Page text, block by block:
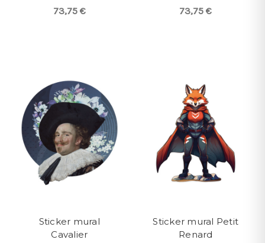
73,75 €
73,75 €
Sticker mural
Cavalier
Sticker mural Petit
Renard